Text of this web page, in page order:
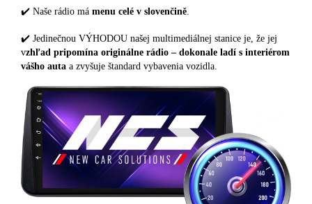
✔️ Naše rádio má menu celé v slovenčině
✔️ Jedinečnou VÝHODOU našej multimediálnej stanice je, že jej
vzhľad pripomína originálne rádio – dokonale ladí s interiérom
vášho auta a zvyšuje štandard vybavenia vozidla.